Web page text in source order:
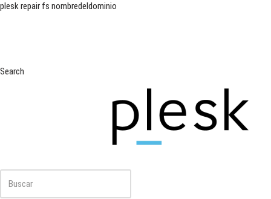
plesk repair fs nombredeldominio
Search